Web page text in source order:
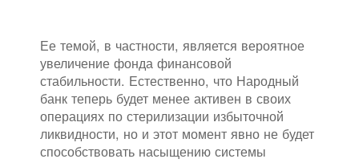
Ее темой, в частности, является вероятное
увеличение фонда финансовой
стабильности. Естественно, что Народный
банк теперь будет менее активен в своих
операциях по стерилизации избыточной
ликвидности, но и этот момент явно не будет
способствовать насыщению системы